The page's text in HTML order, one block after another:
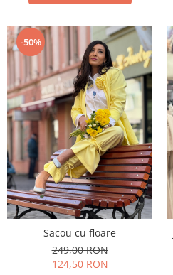
-50%
Sacou cu floare
249,00 RON
124,50 RON